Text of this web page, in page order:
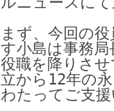
まず、今回の
す小島は事務局
役職を降りさ
立から12年の
わたってご支